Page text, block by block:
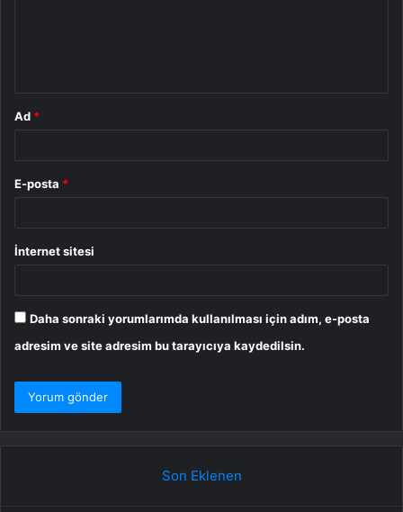
Ad *
E-posta *
İnternet sitesi
Daha sonraki yorumlarımda kullanılması için adım, e-posta
adresim ve site adresim bu tarayıcıya kaydedilsin.
Son Eklenen